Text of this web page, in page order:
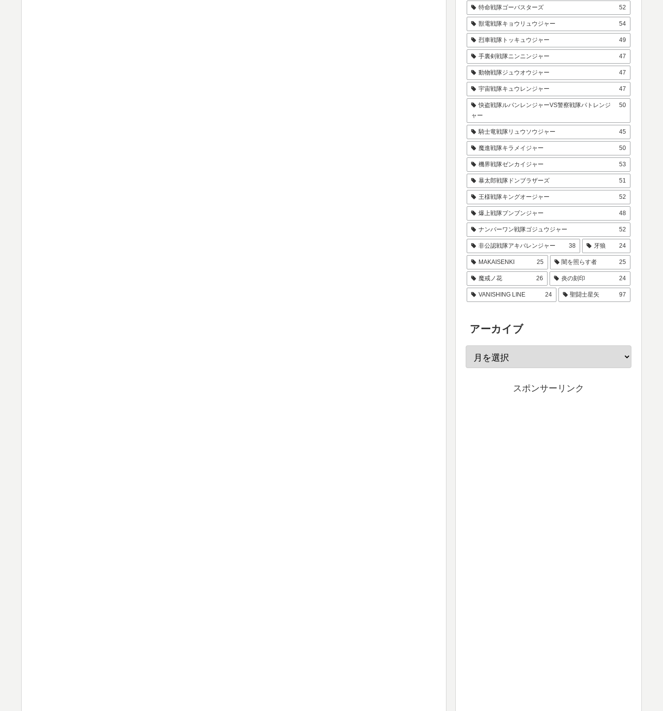
特命戦隊ゴーバスターズ 52
獣電戦隊キョウリュウジャー 54
烈車戦隊トッキュウジャー 49
手裏剣戦隊ニンニンジャー 47
動物戦隊ジュウオウジャー 47
宇宙戦隊キュウレンジャー 47
快盗戦隊ルパンレンジャーVS警察戦隊パトレンジ
ャー
50
騎士竜戦隊リュウソウジャー 45
魔進戦隊キラメイジャー 50
機界戦隊ゼンカイジャー 53
暴太郎戦隊ドンブラザーズ 51
王様戦隊キングオージャー 52
爆上戦隊ブンブンジャー 48
ナンバーワン戦隊ゴジュウジャー 52
非公認戦隊アキバレンジャー 38 牙狼 24
MAKAISENKI 25 闇を照らす者 25
魔戒ノ花 26 炎の刻印 24
VANISHING LINE 24 聖闘士星矢 97
アーカイブ
スポンサーリンク